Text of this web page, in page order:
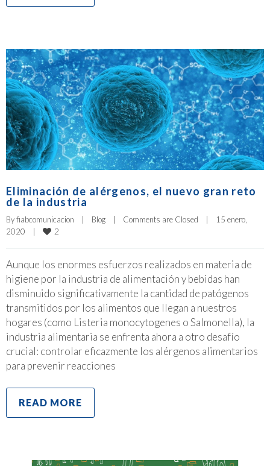
Eliminación de alérgenos, el nuevo gran reto
de la industria
By fiabcomunicacion Blog Comments are Closed
15 enero,
2020
2
Aunque los enormes esfuerzos realizados en materia de
higiene por la industria de alimentación y bebidas han
disminuido significativamente la cantidad de patógenos
transmitidos por los alimentos que llegan a nuestros
hogares (como Listeria monocytogenes o Salmonella), la
industria alimentaria se enfrenta ahora a otro desafío
crucial: controlar eficazmente los alérgenos alimentarios
para prevenir reacciones
READ MORE